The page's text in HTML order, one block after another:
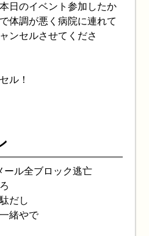
日のイベント参加したか
体調が悪く病院に連れて
ンセルさせてくださ
ル！
ール全ブロック逃亡
だし
緒やで